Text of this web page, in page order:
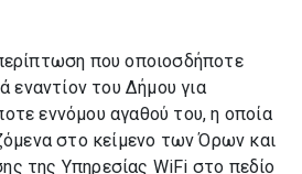
που οποιοσδήποτε
εναντίον του Δήμου για
εννόμου αγαθού του, η οποία
στο κείμενο των Όρων και
της Υπηρεσίας WiFi στο πεδίο